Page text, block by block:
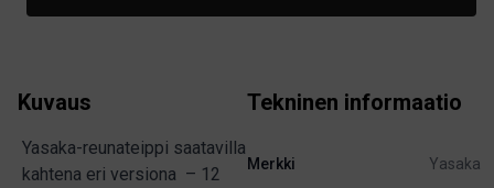
Kuvaus
Yasaka-reunateippi saatavilla
kahtena eri versiona – 12
Tekninen informaatio
Merkki Yasaka